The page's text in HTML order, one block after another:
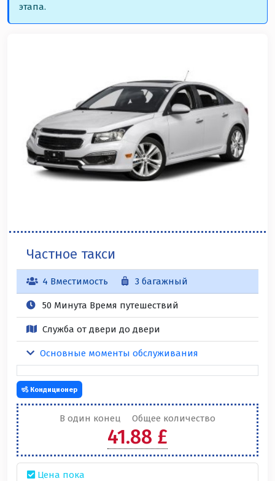
этапа.
Частное такси
4 Вместимость 3 багажный
50 Минута Время путешествий
Служба от двери до двери
Основные моменты обслуживания
В один конец Общее количество
41.88 £
Цена пока
Кондиционер